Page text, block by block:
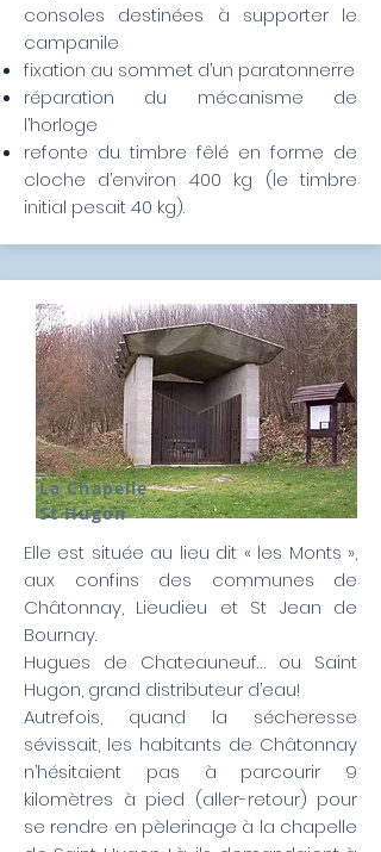
consoles destinées à supporter le
campanile
fixation au sommet d’un paratonnerre
réparation du mécanisme de
l’horloge
refonte du timbre fêlé en forme de
cloche d’environ 400 kg (le timbre
initial pesait 40 kg).
La Chapelle
St Hugon
Elle est située au lieu dit « les Monts »,
aux confins des communes de
Châtonnay, Lieudieu et St Jean de
Bournay.
Hugues de Chateauneuf… ou Saint
Hugon, grand distributeur d’eau!
Autrefois, quand la sécheresse
sévissait, les habitants de Châtonnay
n’hésitaient pas à parcourir 9
kilomètres à pied (aller-retour) pour
se rendre en pèlerinage à la chapelle